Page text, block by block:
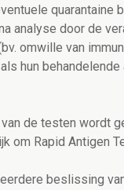
quarantaine
analyse door de
omwille van
hun
de testen wordt
om Rapid Antigen
eerdere beslissing